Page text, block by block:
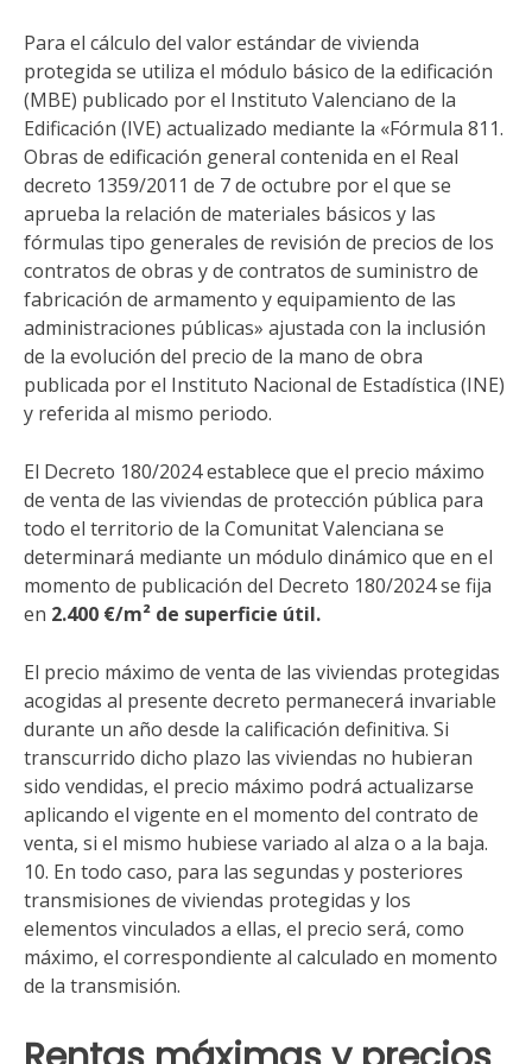
Para el cálculo del valor estándar de vivienda
protegida se utiliza el módulo básico de la edificación
(MBE) publicado por el Instituto Valenciano de la
Edificación (IVE) actualizado mediante la «Fórmula 811.
Obras de edificación general contenida en el Real
decreto 1359/2011 de 7 de octubre por el que se
aprueba la relación de materiales básicos y las
fórmulas tipo generales de revisión de precios de los
contratos de obras y de contratos de suministro de
fabricación de armamento y equipamiento de las
administraciones públicas» ajustada con la inclusión
de la evolución del precio de la mano de obra
publicada por el Instituto Nacional de Estadística (INE)
y referida al mismo periodo.
El Decreto 180/2024 establece que el precio máximo
de venta de las viviendas de protección pública para
todo el territorio de la Comunitat Valenciana se
determinará mediante un módulo dinámico que en el
momento de publicación del Decreto 180/2024 se fija
en 2.400 €/m² de superficie útil.
El precio máximo de venta de las viviendas protegidas
acogidas al presente decreto permanecerá invariable
durante un año desde la calificación definitiva. Si
transcurrido dicho plazo las viviendas no hubieran
sido vendidas, el precio máximo podrá actualizarse
aplicando el vigente en el momento del contrato de
venta, si el mismo hubiese variado al alza o a la baja.
10. En todo caso, para las segundas y posteriores
transmisiones de viviendas protegidas y los
elementos vinculados a ellas, el precio será, como
máximo, el correspondiente al calculado en momento
de la transmisión.